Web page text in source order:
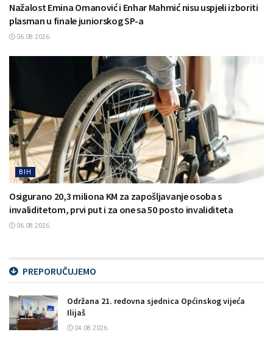
Nažalost Emina Omanović i Enhar Mahmić nisu uspjeli izboriti
plasman u finale juniorskog SP-a
06.08.2026.
BIH
Osigurano 20,3 miliona KM za zapošljavanje osoba s
invaliditetom, prvi put i za one sa 50 posto invaliditeta
06.08.2026.
PREPORUČUJEMO
Održana 21. redovna sjednica Općinskog vijeća
Ilijaš
04.08.2026.